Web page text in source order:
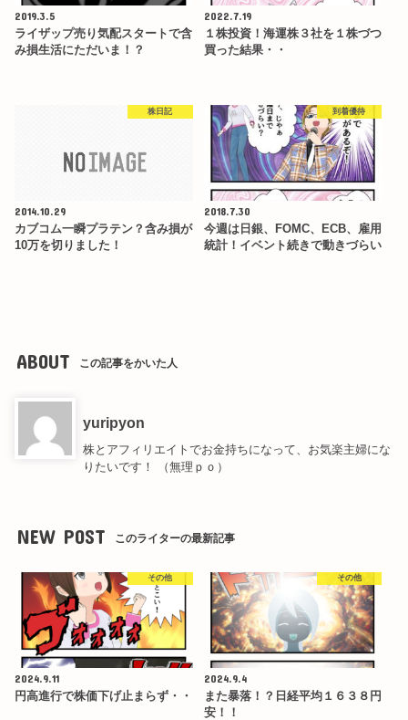
2019.3.5
ライザップ売り気配スタートで含
み損生活にただいま！？
2022.7.19
１株投資！海運株３社を１株づつ
買った結果・・
株日記
2014.10.29
カブコム一瞬プラテン？含み損が
10万を切りました！
到着優待
2018.7.30
今週は日銀、FOMC、ECB、雇用
統計！イベント続きで動きづらい
ABOUT この記事をかいた人
yuripyon
株とアフィリエイトでお金持ちになって、お気楽主婦にな
りたいです！ （無理ｐｏ）
NEW POST このライターの最新記事
その他
2024.9.11
円高進行で株価下げ止まらず・・
その他
2024.9.4
また暴落！？日経平均１６３８円
安！！